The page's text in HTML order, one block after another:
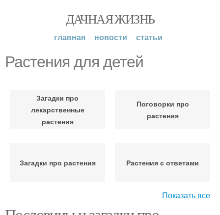
ДАЧНАЯ ЖИЗНЬ
главная новости статьи
Растения для детей
Загадки про
лекарственные
растения
Поговорки про
растения
Загадки про растения Растения с ответами
Показать все